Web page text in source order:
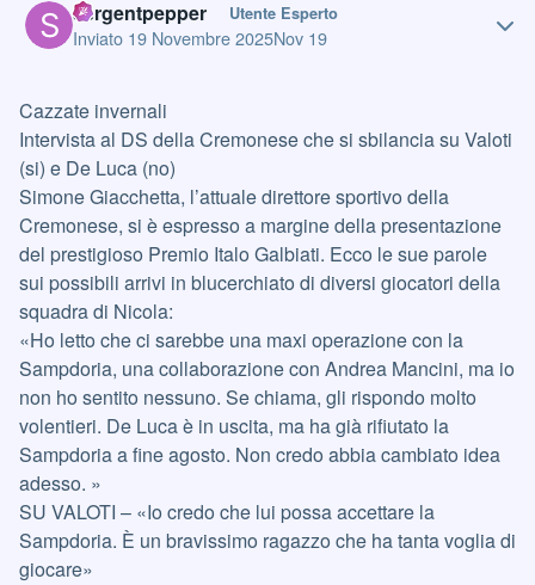
sergentpepper Utente Esperto
Inviato 19 Novembre 2025Nov 19
Cazzate invernali
Intervista al DS della Cremonese che si sbilancia su Valoti
(si) e De Luca (no)
Simone Giacchetta, l’attuale direttore sportivo della
Cremonese, si è espresso a margine della presentazione
del prestigioso Premio Italo Galbiati. Ecco le sue parole
sui possibili arrivi in blucerchiato di diversi giocatori della
squadra di Nicola:
«Ho letto che ci sarebbe una maxi operazione con la
Sampdoria, una collaborazione con Andrea Mancini, ma io
non ho sentito nessuno. Se chiama, gli rispondo molto
volentieri. De Luca è in uscita, ma ha già rifiutato la
Sampdoria a fine agosto. Non credo abbia cambiato idea
adesso. »
SU VALOTI – «Io credo che lui possa accettare la
Sampdoria. È un bravissimo ragazzo che ha tanta voglia di
giocare»